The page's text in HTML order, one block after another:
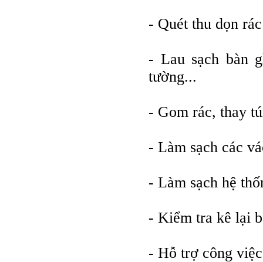
- Quét thu dọn
- Lau sạch bàn
tường...
- Gom rác, thay
- Làm sạch các
- Làm sạch hệ
- Kiểm tra kê lại
- Hỗ trợ công